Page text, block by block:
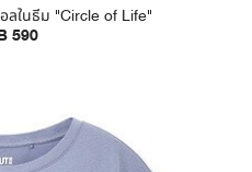
ลในธีม "Circle of Life"
590